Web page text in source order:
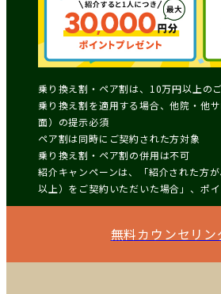
乗り換え割・ペア割は、10万円以上の
乗り換え割を適用する場合、他院・他
面）の提示必須
ペア割は同時にご契約された方対象
乗り換え割・ペア割の併用は不可
紹介キャンペーンは、「紹介された方
以上）をご契約いただいた場合」、ポ
無料カウンセリン